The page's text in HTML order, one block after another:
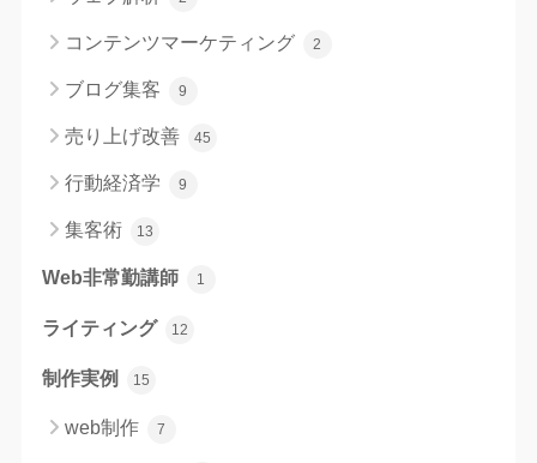
コンテンツマーケティング 2
ブログ集客 9
売り上げ改善 45
行動経済学 9
集客術 13
Web非常勤講師 1
ライティング 12
制作実例 15
web制作 7